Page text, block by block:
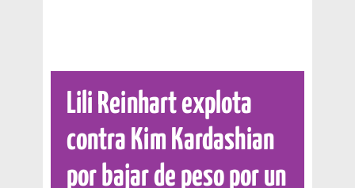
Lili Reinhart explota
contra Kim Kardashian
por bajar de peso por un